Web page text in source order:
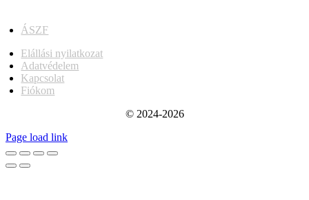
ÁSZF
Elállási nyilatkozat
Adatvédelem
Kapcsolat
Fiókom
© 2024-2026
Page load link